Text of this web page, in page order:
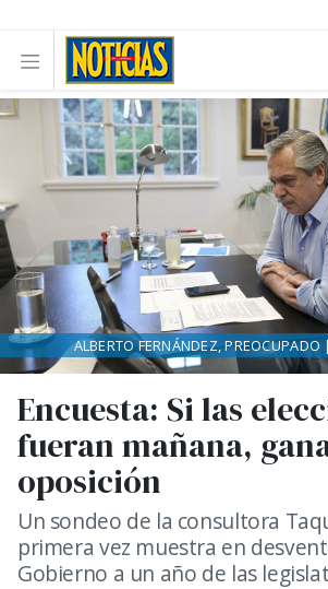
Encuesta: Si las
fueran mañana,
oposición
Un sondeo de la consultora
primera vez muestra en
Gobierno a un año de las
ALBERTO FERNÁNDEZ,